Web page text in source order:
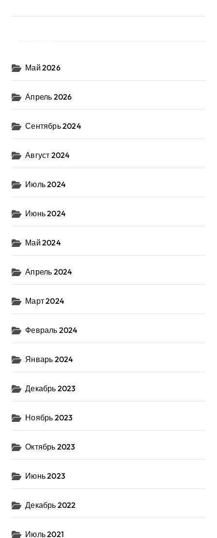
Май 2026
Апрель 2026
Сентябрь 2024
Август 2024
Июль 2024
Июнь 2024
Май 2024
Апрель 2024
Март 2024
Февраль 2024
Январь 2024
Декабрь 2023
Ноябрь 2023
Октябрь 2023
Июнь 2023
Декабрь 2022
Июль 2021